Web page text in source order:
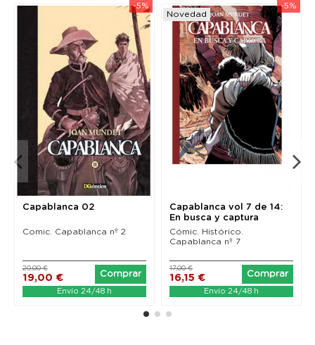
-5%
Capablanca 02
Comic. Capablanca nº 2
19,00 €
20,00 €
Comprar
Envío 24/48 h
-5%
Novedad
Capablanca vol 7 de 14:
En busca y captura
Cómic. Histórico.
Capablanca nº 7
16,15 €
17,00 €
Comprar
Envío 24/48 h